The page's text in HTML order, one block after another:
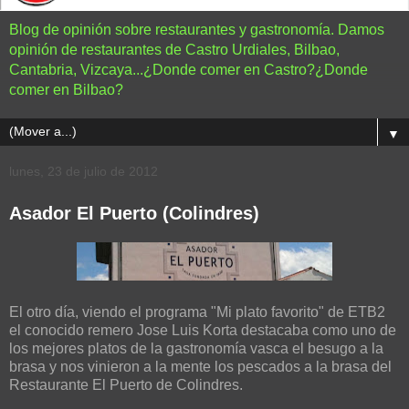
Blog de opinión sobre restaurantes y gastronomía. Damos
opinión de restaurantes de Castro Urdiales, Bilbao,
Cantabria, Vizcaya...¿Donde comer en Castro?¿Donde
comer en Bilbao?
▼
lunes, 23 de julio de 2012
Asador El Puerto (Colindres)
El otro día, viendo el programa "Mi plato favorito" de ETB2
el conocido remero Jose Luis Korta destacaba como uno de
los mejores platos de la gastronomía vasca el besugo a la
brasa y nos vinieron a la mente los pescados a la brasa del
Restaurante El Puerto de Colindres.